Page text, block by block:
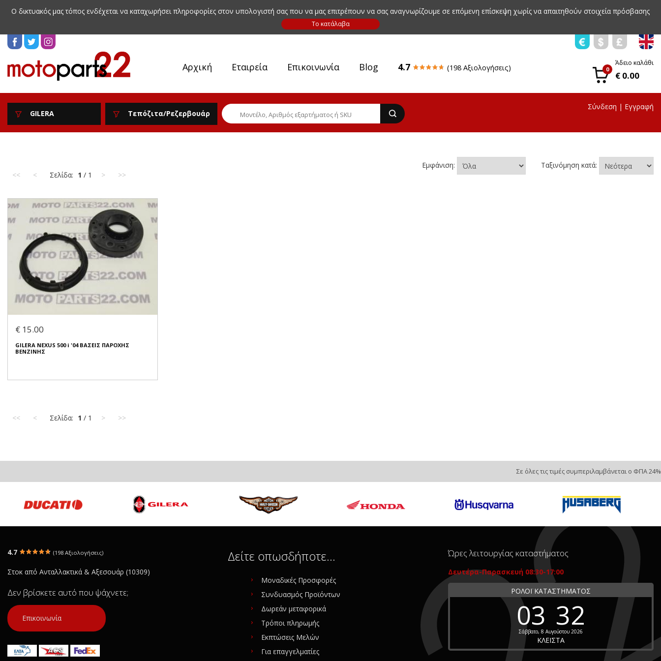
Ο δικτυακός μας τόπος ενδέχεται να καταχωρήσει πληροφορίες στον υπολογιστή σας που να μας επιτρέπουν να σας αναγνωρίζουμε σε επόμενη επίσκεψη χωρίς να απαιτηθούν στοιχεία πρόσβασης
Αρχική Εταιρεία Επικοινωνία Blog 4.7 (198 Αξιολογήσεις) 0
Άδειο καλάθι
€ 0.00
GILERA Τεπόζιτα/Ρεζερβουάρ
Σύνδεση | Εγγραφή
<< < Σελίδα: 1 / 1 > >>
Εμφάνιση: Ταξινόμηση κατά:
€ 15.00
GILERA NEXUS 500 i '04 ΒΑΣΕΙΣ ΠΑΡΟΧΗΣ
ΒΕΝΖΙΝΗΣ
ΒΕΝΖΙΝΗΣ
€ 15.00
Προέλευση:Original
Συνδεθείτε για αγορά
<< < Σελίδα: 1 / 1 > >>
Σε όλες τις τιμές συμπεριλαμβάνεται ο ΦΠΑ 24%
4.7 (198 Αξιολογήσεις)
Στοκ από Ανταλλακτικά & Αξεσουάρ (10309)
Δεν βρίσκετε αυτό που ψάχνετε;
Επικοινωνία
Δείτε οπωσδήποτε…
Μοναδικές Προσφορές
Συνδυασμός Προϊόντων
Δωρεάν μεταφορικά
Τρόποι πληρωμής
Εκπτώσεις Μελών
Για επαγγελματίες
Ώρες λειτουργίας καταστήματος
Δευτέρα-Παρασκευή 08:30-17:00
ΡΟΛΟΪ ΚΑΤΑΣΤΗΜΑΤΟΣ
03 32
Σάββατο, 8 Αυγούστου 2026
ΚΛΕΙΣΤΑ